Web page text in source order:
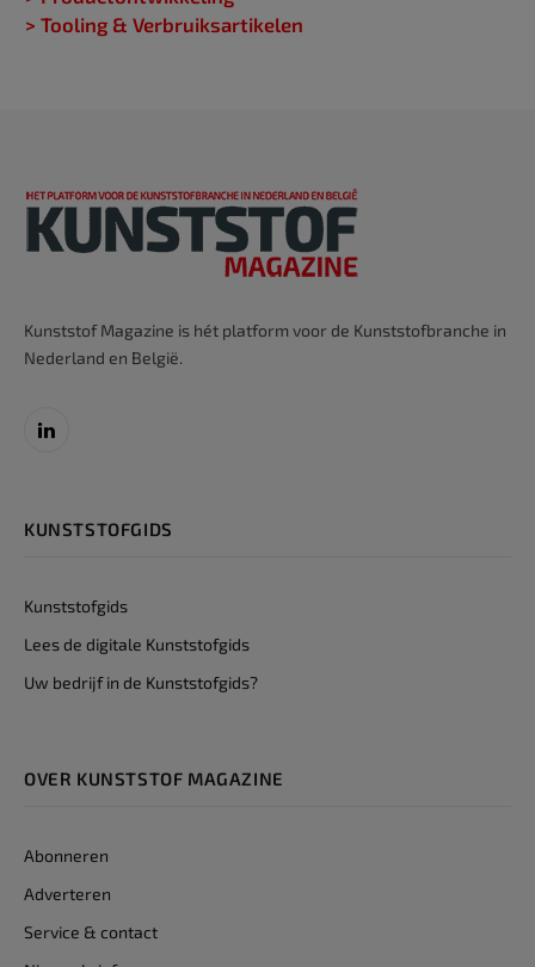
> Tooling & Verbruiksartikelen
Kunststof Magazine is hét platform voor de Kunststofbranche in
Nederland en België.
LinkedIn
KUNSTSTOFGIDS
Kunststofgids
Lees de digitale Kunststofgids
Uw bedrijf in de Kunststofgids?
OVER KUNSTSTOF MAGAZINE
Abonneren
Adverteren
Service & contact